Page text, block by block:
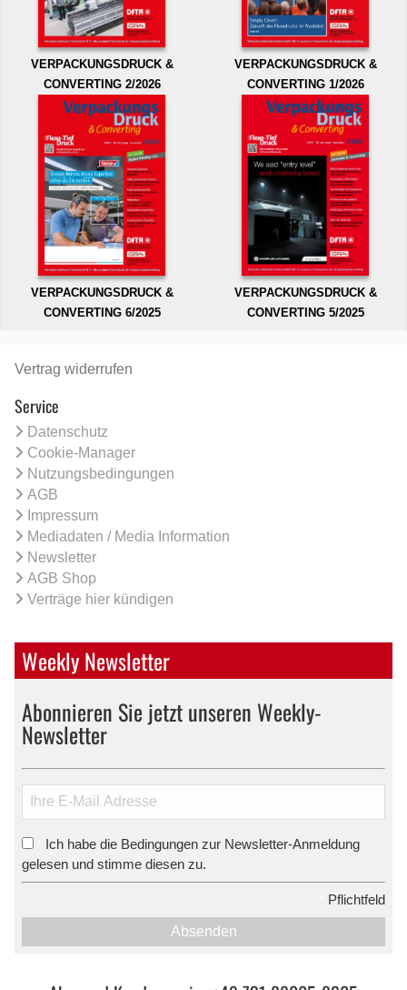
VERPACKUNGSDRUCK &
CONVERTING 2/2026
VERPACKUNGSDRUCK &
CONVERTING 1/2026
VERPACKUNGSDRUCK &
CONVERTING 6/2025
VERPACKUNGSDRUCK &
CONVERTING 5/2025
Vertrag widerrufen
Service
Datenschutz
Cookie-Manager
Nutzungsbedingungen
AGB
Impressum
Mediadaten / Media Information
Newsletter
AGB Shop
Verträge hier kündigen
Weekly Newsletter
Abonnieren Sie jetzt unseren Weekly-
Newsletter
Ich habe die Bedingungen zur Newsletter-Anmeldung
gelesen und stimme diesen zu.
Pflichtfeld
Absenden